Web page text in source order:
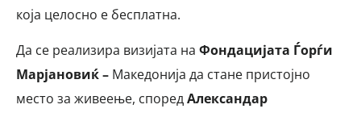
која целосно е бесплатна.
Да се реализира визијата на Фондацијата Ѓорѓи
Марјановиќ – Македонија да стане пристојно
место за живеење, споредАлександар